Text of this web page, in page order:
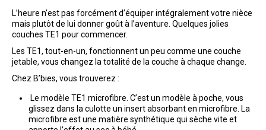
L’heure n’est pas forcément d’équiper intégralement votre nièce
mais plutôt de lui donner goût à l’aventure. Quelques jolies
couches TE1 pour commencer.
Les TE1, tout-en-un, fonctionnent un peu comme une couche
jetable, vous changez la totalité de la couche à chaque change.
Chez B’bies, vous trouverez :
Le modèle TE1 microfibre. C’est un modèle à poche, vous
glissez dans la culotte un insert absorbant en microfibre. La
microfibre est une matière synthétique qui sèche vite et